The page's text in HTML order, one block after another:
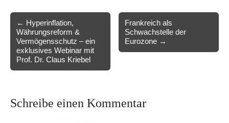
navigation
← Hyperinflation,
Währungsreform &
Vermögensschutz – ein
exklusives Webinar mit
Prof. Dr. Claus Kriebel
Frankreich als
Schwachstelle der
Eurozone →
Schreibe einen Kommentar